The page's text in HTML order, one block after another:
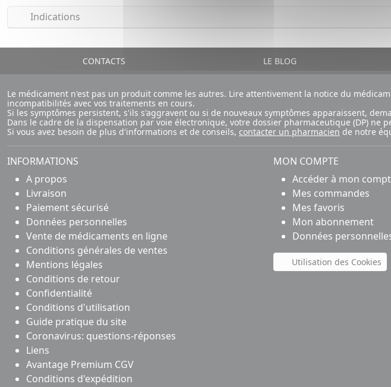
Indications
CONTACTS LE BLOG
Le médicament n'est pas un produit comme les autres. Lire attentivement la notice du
incompatibilités avec vos traitements en cours.
Si les symptômes persistent, s'ils s'aggravent ou si de nouveaux symptômes apparaissent,
Dans le cadre de la dispensation par voie électronique, votre dossier pharmaceutique (DP) ne
Si vous avez besoin de plus d'informations et de conseils, contacter un pharmacien de notre
INFORMATIONS
A propos
Livraison
Paiement sécurisé
Données personnelles
Vente de médicaments en ligne
Conditions générales de ventes
Mentions légales
Conditions de retour
Confidentialité
Conditions d'utilisation
Guide pratique du site
Coronavirus: questions-réponses
Liens
Avantage Premium CGV
Conditions d'expédition
MON COMPTE
Accéder à mon
Mes commandes
Mes favoris
Mon abonnement
Données
Utilisation des Cookies